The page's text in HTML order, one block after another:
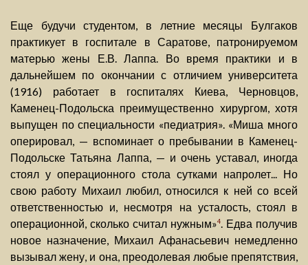
Еще будучи студентом, в летние месяцы Булгаков
практикует в госпитале в Саратове, патронируемом
матерью жены Е.В. Лаппа. Во время практики и в
дальнейшем по окончании с отличием университета
(1916) работает в госпиталях Киева, Черновцов,
Каменец-Подольска преимущественно хирургом, хотя
выпущен по специальности «педиатрия». «Миша много
оперировал, — вспоминает о пребывании в Каменец-
Подольске Татьяна Лаппа, — и очень уставал, иногда
стоял у операционного стола сутками напролет... Но
свою работу Михаил любил, относился к ней со всей
ответственностью и, несмотря на усталость, стоял в
операционной, сколько считал нужным»4. Едва получив
новое назначение, Михаил Афанасьевич немедленно
вызывал жену, и она, преодолевая любые препятствия,